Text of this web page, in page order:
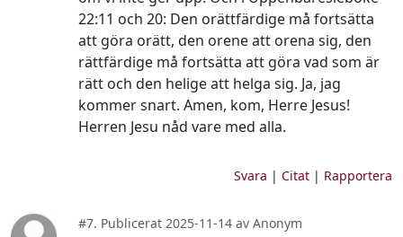
22:11 och 20: Den orättfärdige må fortsätta
att göra orätt, den orene att orena sig, den
rättfärdige må fortsätta att göra vad som är
rätt och den helige att helga sig. Ja, jag
kommer snart. Amen, kom, Herre Jesus!
Herren Jesu nåd vare med alla.
Svara | Citat| Rapportera
#7. Publicerat 2025-11-14 av Anonym